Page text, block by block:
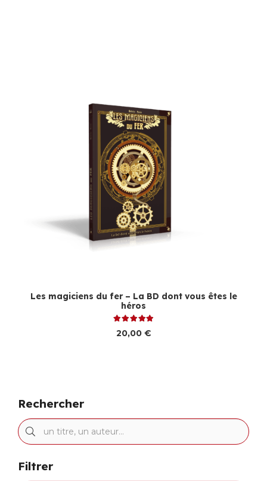
Les magiciens du fer – La BD dont vous êtes le
héros
20,00 €
Rechercher
Filtrer